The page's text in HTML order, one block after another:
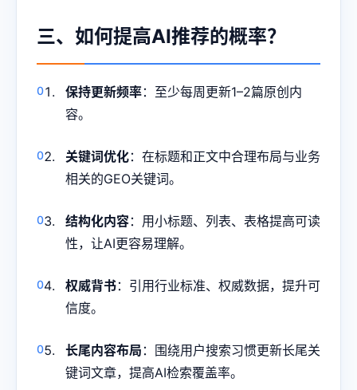
三、如何提高AI推荐的概率？
保持更新频率：至少每周更新1–2篇原创内
容。
关键词优化：在标题和正文中合理布局与业务
相关的GEO关键词。
结构化内容：用小标题、列表、表格提高可读
性，让AI更容易理解。
权威背书：引用行业标准、权威数据，提升可
信度。
长尾内容布局 ：围绕用户搜索习惯更新长尾关
键词文章，提高AI检索覆盖率。